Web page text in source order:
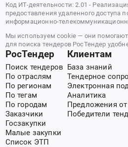
Код ИТ-деятельности: 2.01 -
предоставления удаленного доступа
информационно-
Мы используем cookie — они
для поиска тендеров РосТендер
РосТендер
Поиск тендеров
По отраслям
По регионам
По тегам
По городам
Заказчики
Госзакупки
Малые закупки
Список ЭТП
Клиентам
База знаний
Тендерное
Электронная
Аналитика
Предложения от
Победители